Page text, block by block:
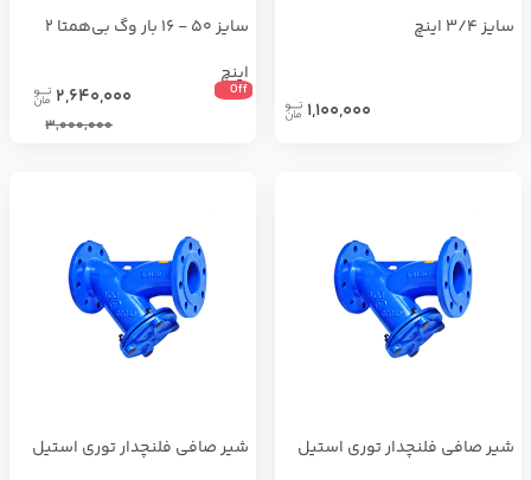
سایز 3/4 اینچ
1,100,000
سایز 50 - 16 بار وگ بی‌همتا 2
اینچ
Off
2,640,000
3,000,000
شیر صافی فلنچدار توری استیل
شیر صافی فلنچدار توری استیل